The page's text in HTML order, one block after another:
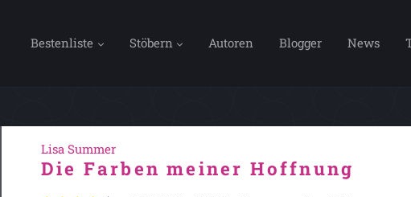
Bestenliste Stöbern Autoren Blogger News
Lisa Summer
Die Farben meiner Hoffnung